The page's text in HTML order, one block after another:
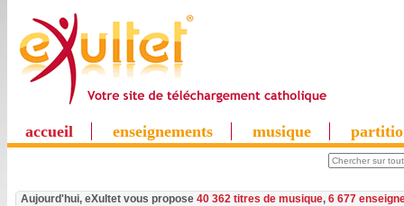
accueil enseignements musique
Aujourd'hui, eXultet vous propose 40 362 titres de musique, 6 677